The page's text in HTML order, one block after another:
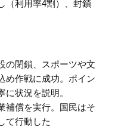
（利用率4割）、封鎖
の閉鎖、スポーツや文
め作戦に成功。ポイン
に状況を説明。
補償を実行。国民はそ
て行動した